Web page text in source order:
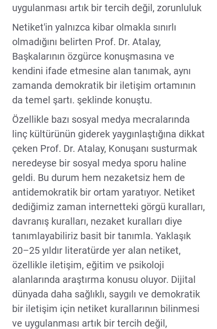
uygulanması artık bir tercih değil, zorunluluk
Netiket'in yalnızca kibar olmakla sınırlı
olmadığını belirten Prof. Dr. Atalay,
Başkalarının özgürce konuşmasına ve
kendini ifade etmesine alan tanımak, aynı
zamanda demokratik bir iletişim ortamının
da temel şartı. şeklinde konuştu.
Özellikle bazı sosyal medya mecralarında
linç kültürünün giderek yaygınlaştığına dikkat
çeken Prof. Dr. Atalay, Konuşanı susturmak
neredeyse bir sosyal medya sporu haline
geldi. Bu durum hem nezaketsiz hem de
antidemokratik bir ortam yaratıyor. Netiket
dediğimiz zaman internetteki görgü kuralları,
davranış kuralları, nezaket kuralları diye
tanımlayabiliriz basit bir tanımla. Yaklaşık
20–25 yıldır literatürde yer alan netiket,
özellikle iletişim, eğitim ve psikoloji
alanlarında araştırma konusu oluyor. Dijital
dünyada daha sağlıklı, saygılı ve demokratik
bir iletişim için netiket kurallarının bilinmesi
ve uygulanması artık bir tercih değil,